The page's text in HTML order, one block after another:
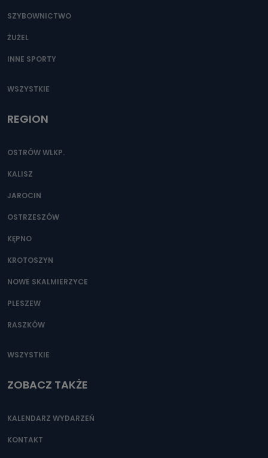
SZYBOWNICTWO
ŻUŻEL
INNE SPORTY
WSZYSTKIE
REGION
OSTRÓW WLKP.
KALISZ
JAROCIN
OSTRZESZÓW
KĘPNO
KROTOSZYN
NOWE SKALMIERZYCE
PLESZEW
RASZKÓW
WSZYSTKIE
ZOBACZ TAKŻE
KALENDARZ WYDARZEŃ
KONTAKT